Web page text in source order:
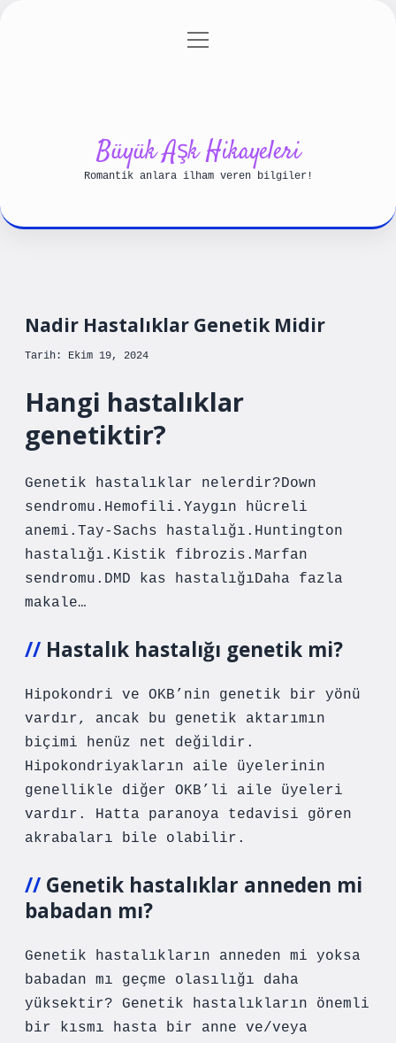
Gizlilik Politikası
menüyü
Büyük Aşk Hikayeleri
Romantik anlara ilham veren bilgiler!
Nadir Hastalıklar Genetik Midir
Tarih: Ekim 19, 2024
Hangi hastalıklar
genetiktir?
Genetik hastalıklar nelerdir?Down
sendromu.Hemofili.Yaygın hücreli
anemi.Tay-Sachs hastalığı.Huntington
hastalığı.Kistik fibrozis.Marfan
sendromu.DMD kas hastalığıDaha fazla
makale…
Hastalık hastalığı genetik mi?
Hipokondri ve OKB’nin genetik bir yönü
vardır, ancak bu genetik aktarımın
biçimi henüz net değildir.
Hipokondriyakların aile üyelerinin
genellikle diğer OKB’li aile üyeleri
vardır. Hatta paranoya tedavisi gören
akrabaları bile olabilir.
Genetik hastalıklar anneden mi
babadan mı?
Genetik hastalıkların anneden mi yoksa
babadan mı geçme olasılığı daha
yüksektir? Genetik hastalıkların önemli
bir kısmı hasta bir anne ve/veya